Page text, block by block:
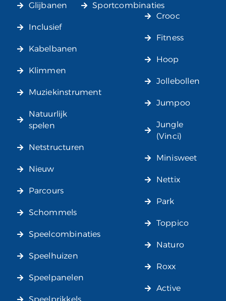
Glijbanen
Inclusief
Kabelbanen
Klimmen
Muziekinstrument
Natuurlijk
spelen
Netstructuren
Nieuw
Parcours
Schommels
Speelcombinaties
Speelhuizen
Speelpanelen
Sportcombinaties
Crooc
Fitness
Hoop
Jollebollen
Jumpoo
Jungle
(Vinci)
Minisweet
Nettix
Park
Toppico
Naturo
Roxx
Active